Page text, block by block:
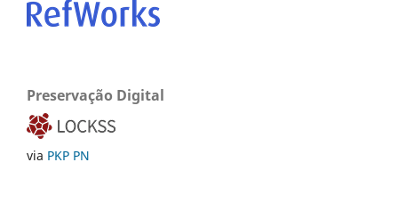
Preservação Digital
via PKP PN